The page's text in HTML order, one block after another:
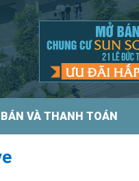
VÀ THANH TOÁN